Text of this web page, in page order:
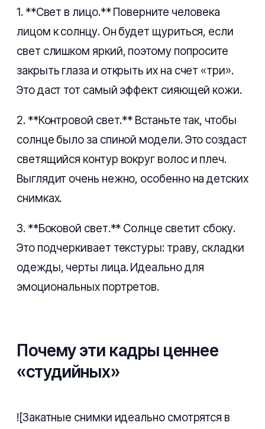
1. **Свет в лицо.** Поверните человека
лицом к солнцу. Он будет щуриться, если
свет слишком яркий, поэтому попросите
закрыть глаза и открыть их на счет «три».
Это даст тот самый эффект сияющей кожи.
2. **Контровой свет.** Встаньте так, чтобы
солнце было за спиной модели. Это создаст
светящийся контур вокруг волос и плеч.
Выглядит очень нежно, особенно на детских
снимках.
3. **Боковой свет.** Солнце светит сбоку.
Это подчеркивает текстуры: траву, складки
одежды, черты лица. Идеально для
эмоциональных портретов.
Почему эти кадры ценнее
«студийных»
![Закатные снимки идеально смотрятся в